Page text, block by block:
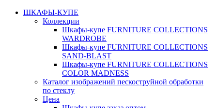
ШКАФЫ-КУПЕ
Коллекции
Шкафы-купе FURNITURE COLLECTIONS
WARDROBE
Шкафы-купе FURNITURE COLLECTIONS
SAND-BLAST
Шкафы-купе FURNITURE COLLECTIONS
COLOR MADNESS
Каталог изображений пескоструйной обработки
по стеклу
Цена